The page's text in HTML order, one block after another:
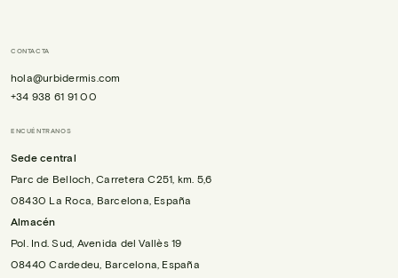
CONTACTA
hola@urbidermis.com
+34 938 61 91 00
ENCUÉNTRANOS
Sede central
Parc de Belloch, Carretera C251, km. 5,6
08430 La Roca, Barcelona, España
Almacén
Pol. Ind. Sud, Avenida del Vallès 19
08440 Cardedeu, Barcelona, España